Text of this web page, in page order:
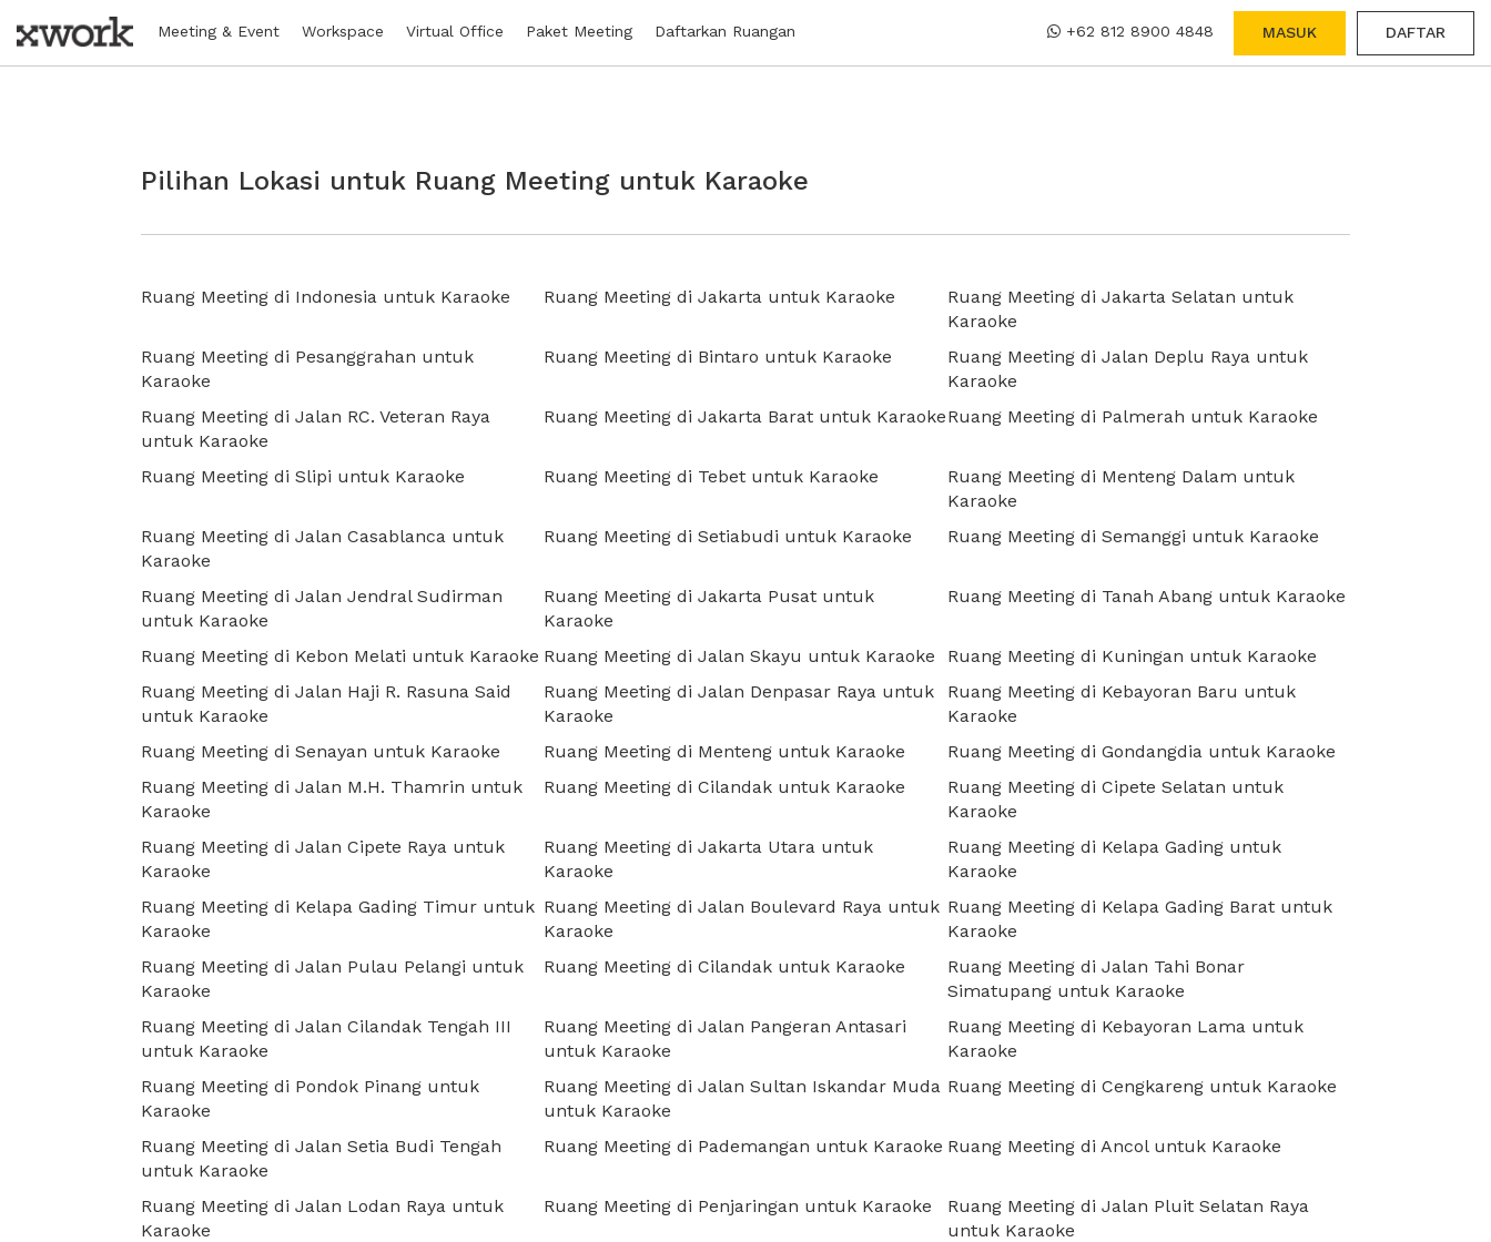
Meeting & Event Workspace Virtual Office Paket Meeting Daftarkan Ruangan +62 812 8900 4848 MASUK DAFTAR
Pilihan Lokasi untuk Ruang Meeting untuk Karaoke
Ruang Meeting di Indonesia untuk Karaoke Ruang Meeting di Jakarta untuk Karaoke
Ruang Meeting di Jakarta Selatan untuk
Karaoke
Ruang Meeting di Pesanggrahan untuk
Karaoke
Ruang Meeting di Bintaro untuk Karaoke
Ruang Meeting di Jalan Deplu Raya untuk
Karaoke
Ruang Meeting di Jalan RC. Veteran Raya
untuk Karaoke
Ruang Meeting di Jakarta Barat untuk KaraokeRuang Meeting di Palmerah untuk Karaoke
Ruang Meeting di Slipi untuk Karaoke Ruang Meeting di Tebet untuk Karaoke
Ruang Meeting di Menteng Dalam untuk
Karaoke
Ruang Meeting di Jalan Casablanca untuk
Karaoke
Ruang Meeting di Setiabudi untuk Karaoke Ruang Meeting di Semanggi untuk Karaoke
Ruang Meeting di Jalan Jendral Sudirman
untuk Karaoke
Ruang Meeting di Jakarta Pusat untuk
Karaoke
Ruang Meeting di Tanah Abang untuk Karaoke
Ruang Meeting di Kebon Melati untuk Karaoke Ruang Meeting di Jalan Skayu untuk Karaoke
Ruang Meeting di Kuningan untuk Karaoke
Ruang Meeting di Jalan Haji R. Rasuna Said
untuk Karaoke
Ruang Meeting di Jalan Denpasar Raya untuk
Karaoke
Ruang Meeting di Kebayoran Baru untuk
Karaoke
Ruang Meeting di Senayan untuk Karaoke
Ruang Meeting di Menteng untuk Karaoke
Ruang Meeting di Gondangdia untuk Karaoke
Ruang Meeting di Jalan M.H. Thamrin untuk
Karaoke
Ruang Meeting di Cilandak untuk Karaoke
Ruang Meeting di Cipete Selatan untuk
Karaoke
Ruang Meeting di Jalan Cipete Raya untuk
Karaoke
Ruang Meeting di Jakarta Utara untuk
Karaoke
Ruang Meeting di Kelapa Gading untuk
Karaoke
Ruang Meeting di Kelapa Gading Timur untuk
Karaoke
Ruang Meeting di Jalan Boulevard Raya untuk
Karaoke
Ruang Meeting di Kelapa Gading Barat untuk
Karaoke
Ruang Meeting di Jalan Pulau Pelangi untuk
Karaoke
Ruang Meeting di Cilandak untuk Karaoke
Ruang Meeting di Jalan Tahi Bonar
Simatupang untuk Karaoke
Ruang Meeting di Jalan Cilandak Tengah III
untuk Karaoke
Ruang Meeting di Jalan Pangeran Antasari
untuk Karaoke
Ruang Meeting di Kebayoran Lama untuk
Karaoke
Ruang Meeting di Pondok Pinang untuk
Karaoke
Ruang Meeting di Jalan Sultan Iskandar Muda
untuk Karaoke
Ruang Meeting di Cengkareng untuk Karaoke
Ruang Meeting di Jalan Setia Budi Tengah
untuk Karaoke
Ruang Meeting di Pademangan untuk Karaoke Ruang Meeting di Ancol untuk Karaoke
Ruang Meeting di Jalan Lodan Raya untuk
Karaoke
Ruang Meeting di Penjaringan untuk Karaoke
Ruang Meeting di Jalan Pluit Selatan Raya
untuk Karaoke